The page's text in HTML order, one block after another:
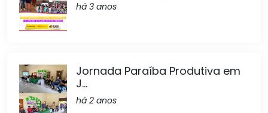
há 3 anos
Jornada Paraíba Produtiva em
J...
há 2 anos